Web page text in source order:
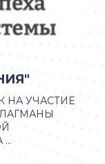
НА УЧАСТИЕ